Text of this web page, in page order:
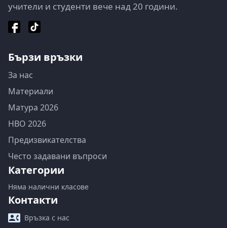
учители и студенти вече над 20 години.
Бързи връзки
За нас
Материали
Матура 2026
НВО 2026
Предизвикателства
Често задавани въпроси
Категории
Няма налични класове
Контакти
Връзка с нас